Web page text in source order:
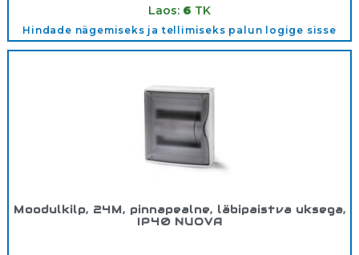
Laos: 6 TK
Hindade nägemiseks ja tellimiseks palun logige sisse
Moodulkilp, 24M, pinnapealne, läbipaistva uksega,
IP40 NUOVA